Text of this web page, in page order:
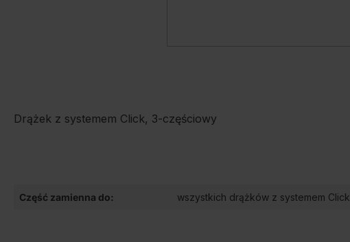
Drążek z systemem Click, 3-częściowy
Część zamienna do: wszystkich drążków z systemem Click